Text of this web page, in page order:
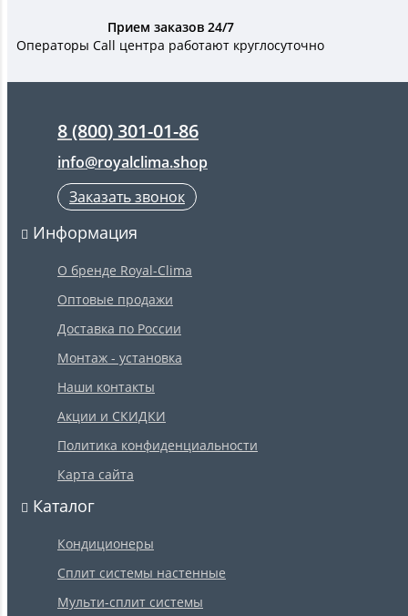
Прием заказов 24/7
Операторы Call центра работают круглосуточно
8 (800) 301-01-86
info@royalclima.shop
Заказать звонок
Информация
О бренде Royal-Clima
Оптовые продажи
Доставка по России
Монтаж - установка
Наши контакты
Акции и СКИДКИ
Политика конфиденциальности
Карта сайта
Каталог
Кондиционеры
Сплит системы настенные
Мульти-сплит системы